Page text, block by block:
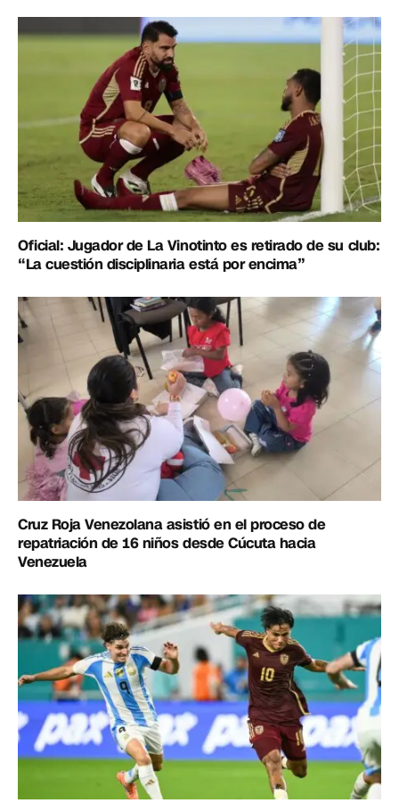
Oficial: Jugador de La Vinotinto es retirado de su club:
“La cuestión disciplinaria está por encima”
Cruz Roja Venezolana asistió en el proceso de
repatriación de 16 niños desde Cúcuta hacia
Venezuela